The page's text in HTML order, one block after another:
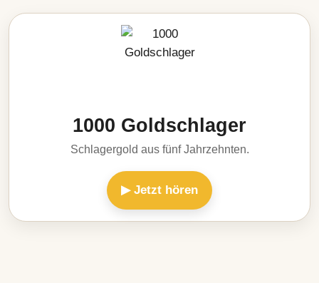
1000 Goldschlager
Schlagergold aus fünf Jahrzehnten.
▶ Jetzt hören